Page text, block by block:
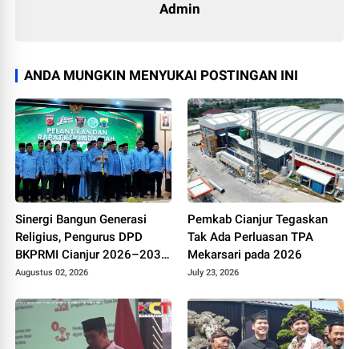
Admin
ANDA MUNGKIN MENYUKAI POSTINGAN INI
Sinergi Bangun Generasi
Religius, Pengurus DPD
BKPRMI Cianjur 2026–2031
Resmi Dilantik di Mapolres
Augustus 02, 2026
Pemkab Cianjur Tegaskan
Tak Ada Perluasan TPA
Mekarsari pada 2026
July 23, 2026